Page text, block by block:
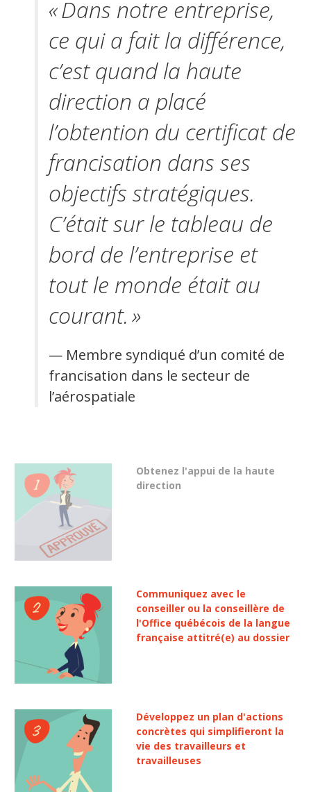
« Dans notre entreprise,
ce qui a fait la différence,
c’est quand la haute
direction a placé
l’obtention du certificat de
francisation dans ses
objectifs stratégiques.
C’était sur le tableau de
bord de l’entreprise et
tout le monde était au
courant. »
— Membre syndiqué d’un comité de
francisation dans le secteur de
l’aérospatiale
Obtenez l'appui de la haute
direction
Communiquez avec le
conseiller ou la conseillère de
l'Office québécois de la langue
française attitré(e) au dossier
Développez un plan d'actions
concrètes qui simplifieront la
vie des travailleurs et
travailleuses